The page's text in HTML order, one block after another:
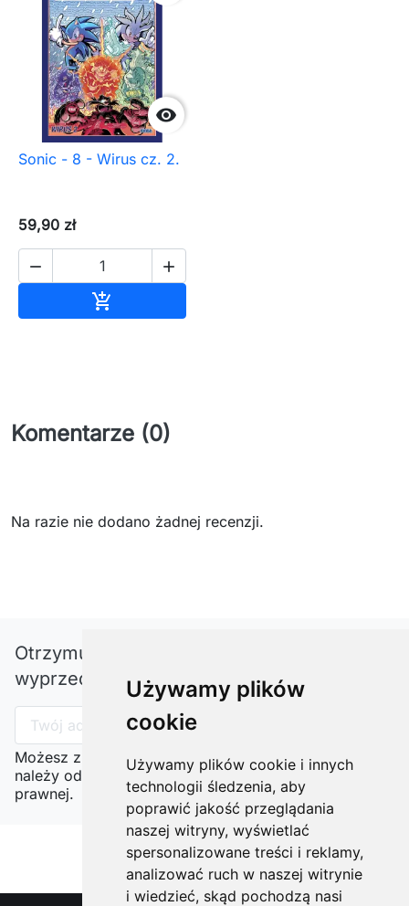
Używamy plików
cookie
Używamy plików cookie i innych
technologii śledzenia, aby
poprawić jakość przeglądania
naszej witryny, wyświetlać
spersonalizowane treści i reklamy,
analizować ruch w naszej witrynie
i wiedzieć, skąd pochodzą nasi

Sonic - 8 - Wirus cz. 2.
59,90 zł
 

Komentarze (0)
Na razie nie dodano żadnej recenzji.
Otrzymuj informację o nowościach i
wyprzedażach
Możesz zrezygnować w każdej chwili. W tym celu
należy odnaleźć szczegóły w naszej informacji
prawnej.